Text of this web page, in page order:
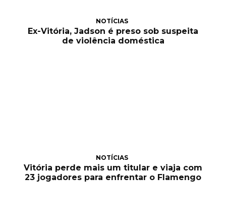
NOTÍCIAS
Ex-Vitória, Jadson é preso sob suspeita
de violência doméstica
NOTÍCIAS
Vitória perde mais um titular e viaja com
23 jogadores para enfrentar o Flamengo